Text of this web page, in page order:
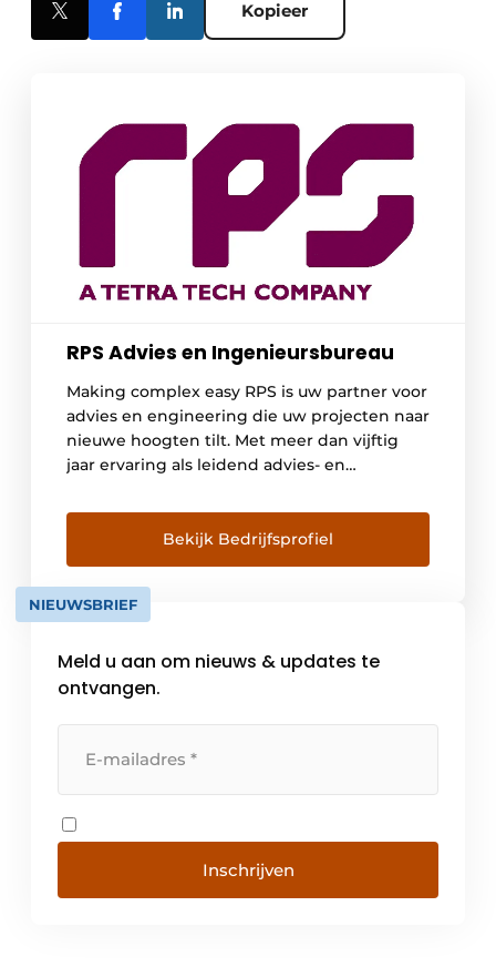
Kopieer
RPS Advies en Ingenieursbureau
Making complex easy RPS is uw partner voor
advies en engineering die uw projecten naar
nieuwe hoogten tilt. Met meer dan vijftig
jaar ervaring als leidend advies- en
door het leveren van oplossingen die niet
alleen voldoen aan uw behoeften, maar deze
overtreffen. Bij RPS draait alles om het
leveren van […]
Bekijk Bedrijfsprofiel
NIEUWSBRIEF
Meld u aan om nieuws & updates te
ontvangen.
Inschrijven